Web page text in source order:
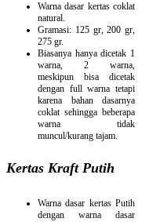
Warna dasar kertas coklat
natural.
Gramasi: 125 gr, 200 gr,
275 gr.
Biasanya hanya dicetak 1
warna, 2 warna,
meskipun bisa dicetak
dengan full warna tetapi
karena bahan dasarnya
coklat sehingga beberapa
warna tidak
muncul/kurang tajam.
Kertas Kraft Putih
Warna dasar kertas Putih
dengan warna dasar